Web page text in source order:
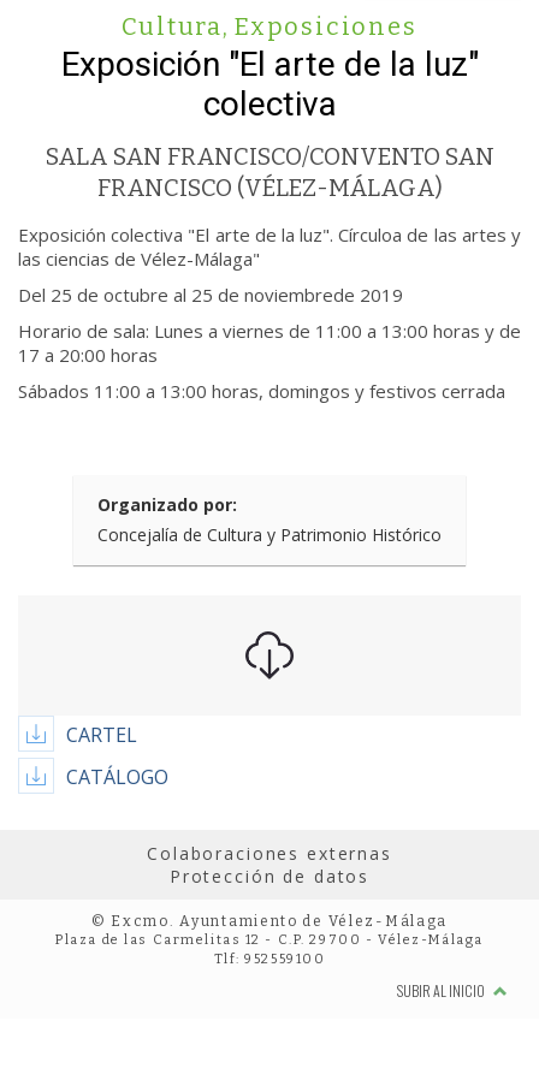
Cultura, Exposiciones
Exposición "El arte de la luz"
colectiva
SALA SAN FRANCISCO/CONVENTO SAN
FRANCISCO (VÉLEZ-MÁLAGA)
Exposición colectiva "El arte de la luz". Círculoa de las artes y
las ciencias de Vélez-Málaga"
Del 25 de octubre al 25 de noviembrede 2019
Horario de sala: Lunes a viernes de 11:00 a 13:00 horas y de
17 a 20:00 horas
Sábados 11:00 a 13:00 horas, domingos y festivos cerrada
Organizado por:
Concejalía de Cultura y Patrimonio Histórico
CARTEL
CATÁLOGO
Colaboraciones externas
Protección de datos
© Excmo. Ayuntamiento de Vélez-Málaga
Plaza de las Carmelitas 12 - C.P. 29700 - Vélez-Málaga
Tlf: 952559100
SUBIR AL INICIO